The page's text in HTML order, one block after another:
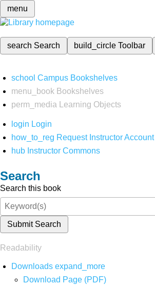
menu
search Search build_circleToolbar
school Campus Bookshelves
menu_book Bookshelves
perm_media
Learning Objects
login Login
how_to_reg Request Instructor Account
hub Instructor Commons
Search
Search this book
Submit Search
Readability
Downloads expand_more
Download Page (PDF)